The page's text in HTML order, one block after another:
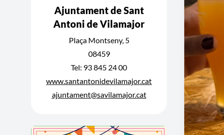
Ajuntament de Sant
Antoni de Vilamajor
Plaça Montseny, 5
08459
Tel: 93 845 24 00
www.santantonidevilamajor.cat
ajuntament@savilamajor.cat